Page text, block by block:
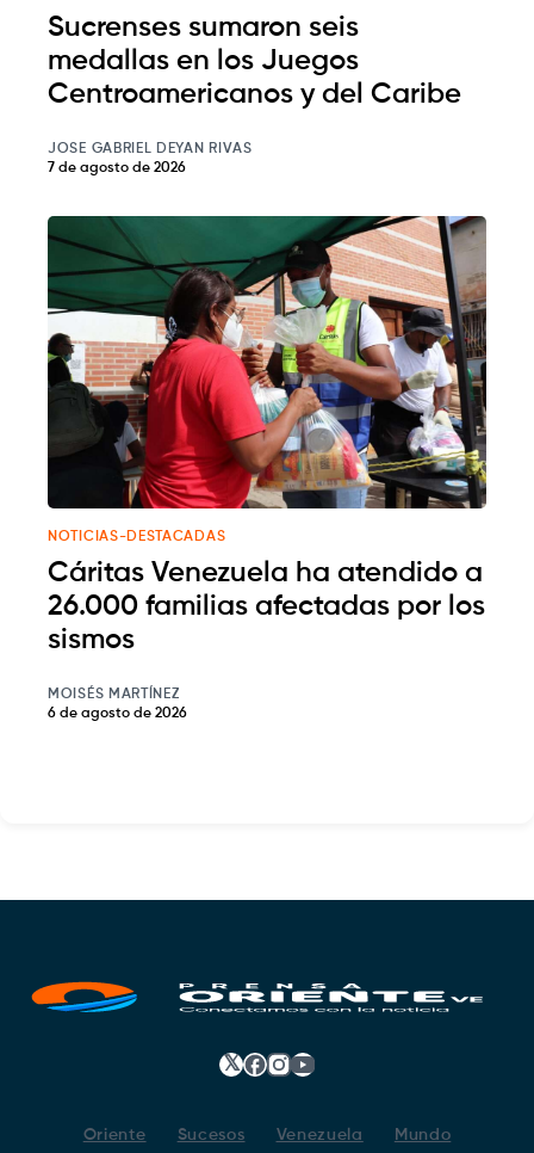
Sucrenses sumaron seis
medallas en los Juegos
Centroamericanos y del Caribe
JOSE GABRIEL DEYAN RIVAS
7 de agosto de 2026
NOTICIAS-DESTACADAS
Cáritas Venezuela ha atendido a
26.000 familias afectadas por los
sismos
MOISÉS MARTÍNEZ
6 de agosto de 2026
𝕏 Facebook
Instagram
YouTube
Oriente Sucesos Venezuela Mundo